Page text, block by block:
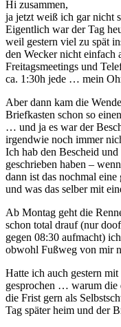
Hi zusammen,
ja jetzt weiß ich gar nicht
Eigentlich war der Tag
weil gestern viel zu spät
den Wecker nicht einfach
Freitagsmeetings und
ca. 1:30h jede … mein
Aber dann kam die
Briefkasten schon so
… und ja es war der
irgendwie noch immer
Ich hab den Bescheid
geschrieben haben –
dann ist das nochmal
und was das selber mit
Ab Montag geht die
schon total drauf (nur
gegen 08:30 aufmacht)
obwohl Fußweg von mir
Hatte ich auch gestern
gesprochen … warum die
die Frist gern als
Tag später heim und der